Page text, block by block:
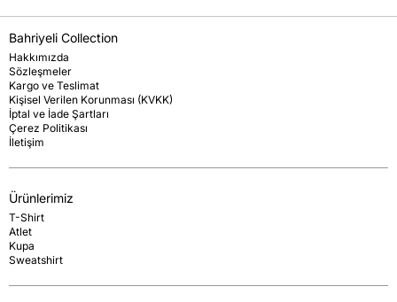
Bahriyeli Collection
Hakkımızda
Sözleşmeler
Kargo ve Teslimat
Kişisel Verilen Korunması (KVKK)
İptal ve İade Şartları
Çerez Politikası
İletişim
Ürünlerimiz
T-Shirt
Atlet
Kupa
Sweatshirt